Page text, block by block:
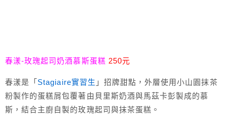
春漾-玫瑰起司奶酒慕斯蛋糕 250元
春漾是「 Stagiaire實習生 」招牌甜點，外層使用小山園抹茶
粉製作的蛋糕屑包覆著由貝里斯奶酒與馬茲卡彭製成的慕
斯，結合主廚自製的玫瑰起司與抹茶蛋糕。